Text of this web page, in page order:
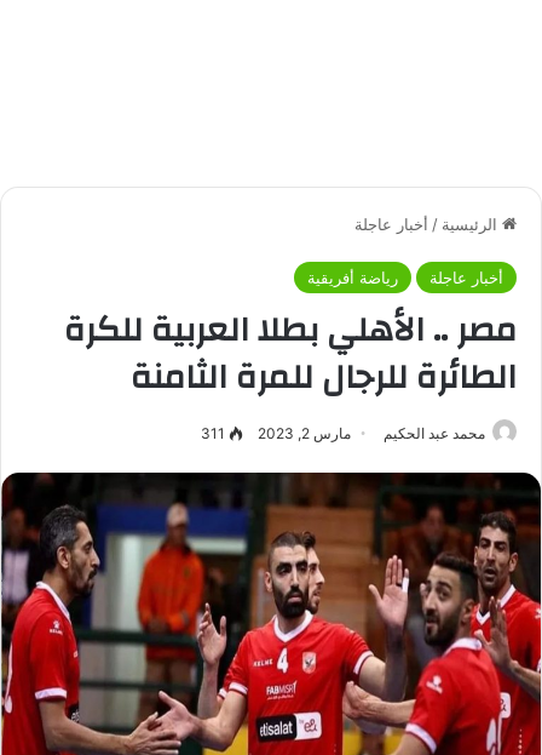
الرئيسية / أخبار عاجلة
أخبار عاجلة رياضة أفريقية
مصر .. الأهلي بطلا العربية للكرة
الطائرة للرجال للمرة الثامنة
محمد عبد الحكيم مارس 2, 2023 311